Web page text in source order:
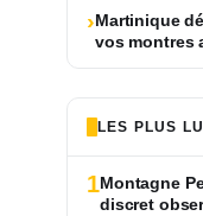
›Martinique
vos montres
LES PLUS
1Montagne
discret